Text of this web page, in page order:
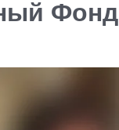
Фонд